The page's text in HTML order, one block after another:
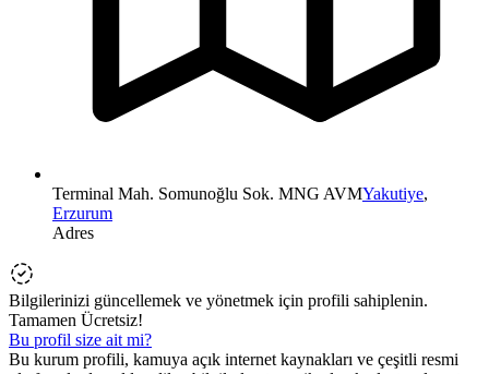
Terminal Mah. Somunoğlu Sok. MNG AVMYakutiye,
Erzurum
Adres
Bilgilerinizi güncellemek ve yönetmek için profili sahiplenin.
Tamamen Ücretsiz!
Bu profil size ait mi?
Bu kurum profili, kamuya açık internet kaynakları ve çeşitli resmi